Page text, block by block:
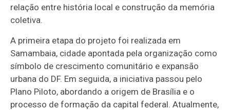
relação entre história local e construção da memória
coletiva.
A primeira etapa do projeto foi realizada em
Samambaia, cidade apontada pela organização como
símbolo de crescimento comunitário e expansão
urbana do DF. Em seguida, a iniciativa passou pelo
Plano Piloto, abordando a origem de Brasília e o
processo de formação da capital federal. Atualmente,